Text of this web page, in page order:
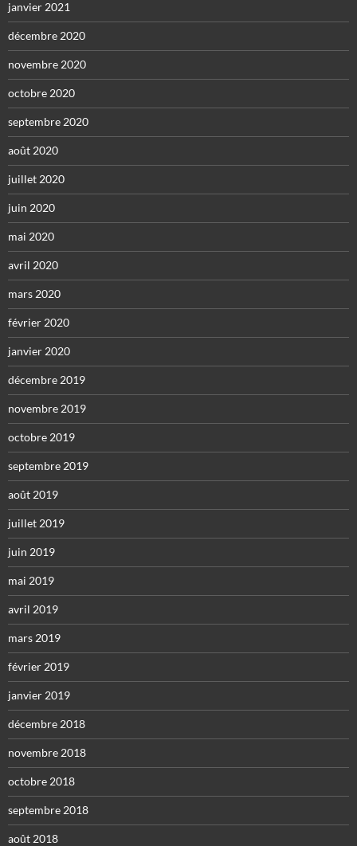
janvier 2021
décembre 2020
novembre 2020
octobre 2020
septembre 2020
août 2020
juillet 2020
juin 2020
mai 2020
avril 2020
mars 2020
février 2020
janvier 2020
décembre 2019
novembre 2019
octobre 2019
septembre 2019
août 2019
juillet 2019
juin 2019
mai 2019
avril 2019
mars 2019
février 2019
janvier 2019
décembre 2018
novembre 2018
octobre 2018
septembre 2018
août 2018